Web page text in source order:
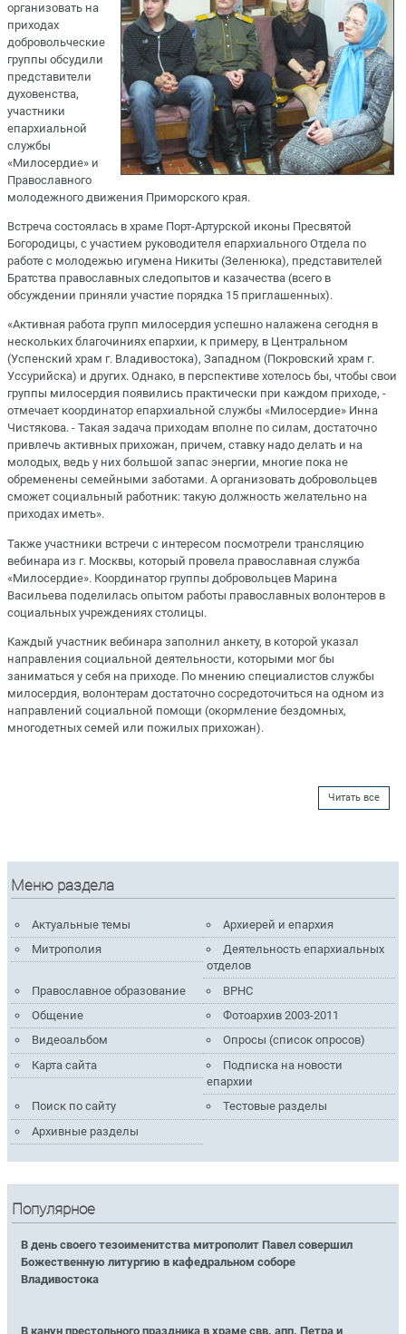
организовать на
приходах
добровольческие
группы обсудили
представители
духовенства,
участники
епархиальной
службы
«Милосердие» и
Православного
молодежного движения Приморского края.
Встреча состоялась в храме Порт-Артурской иконы Пресвятой
Богородицы, с участием руководителя епархиального Отдела по
работе с молодежью игумена Никиты (Зеленюка), представителей
Братства православных следопытов и казачества (всего в
обсуждении приняли участие порядка 15 приглашенных).
«Активная работа групп милосердия успешно налажена сегодня в
нескольких благочиниях епархии, к примеру, в Центральном
(Успенский храм г. Владивостока), Западном (Покровский храм г.
Уссурийска) и других. Однако, в перспективе хотелось бы, чтобы свои
группы милосердия появились практически при каждом приходе, -
отмечает координатор епархиальной службы «Милосердие» Инна
Чистякова. - Такая задача приходам вполне по силам, достаточно
привлечь активных прихожан, причем, ставку надо делать и на
молодых, ведь у них большой запас энергии, многие пока не
обременены семейными заботами. А организовать добровольцев
сможет социальный работник: такую должность желательно на
приходах иметь».
Также участники встречи с интересом посмотрели трансляцию
вебинара из г. Москвы, который провела православная служба
«Милосердие». Координатор группы добровольцев Марина
Васильева поделилась опытом работы православных волонтеров в
социальных учреждениях столицы.
Каждый участник вебинара заполнил анкету, в которой указал
направления социальной деятельности, которыми мог бы
заниматься у себя на приходе. По мнению специалистов службы
милосердия, волонтерам достаточно сосредоточиться на одном из
направлений социальной помощи (окормление бездомных,
многодетных семей или пожилых прихожан).
Читать все
Меню раздела
Актуальные темы
Архиерей и епархия
Митрополия
Деятельность епархиальных
отделов
Православное образование
ВРНС
Общение
Фотоархив 2003-2011
Видеоальбом
Опросы (список опросов)
Карта сайта
Подписка на новости
епархии
Поиск по сайту
Тестовые разделы
Архивные разделы
Популярное
В день своего тезоименитства митрополит Павел совершил
Божественную литургию в кафедральном соборе
Владивостока
В канун престольного праздника в храме свв. апп. Петра и